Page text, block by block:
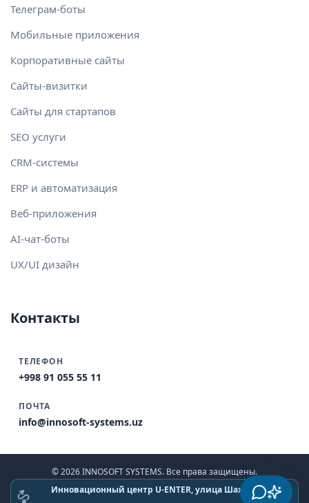
Телеграм-боты
Мобильные приложения
Корпоративные сайты
Сайты-визитки
Сайты для стартапов
SEO услуги
CRM-системы
ERP и автоматизация
Веб-приложения
AI-чат-боты
UX/UI дизайн
Контакты
ТЕЛЕФОН
+998 91 055 55 11
ПОЧТА
info@innosoft-systems.uz
© 2026 INNOSOFT SYSTEMS. Все права защищены.
Инновационный центр U-ENTER, улица Шахрисабз,